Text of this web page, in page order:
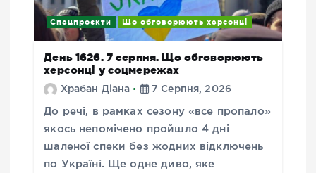
Спецпроєкти Що обговорюють херсонці
День 1626. 7 серпня. Що обговорюють
херсонці у соцмережах
Храбан Діана 7 Серпня, 2026
До речі, в рамках сезону «все пропало»
якось непомічено пройшло 4 дні
шаленої спеки без жодних відключень
по Україні. Ще одне диво, яке